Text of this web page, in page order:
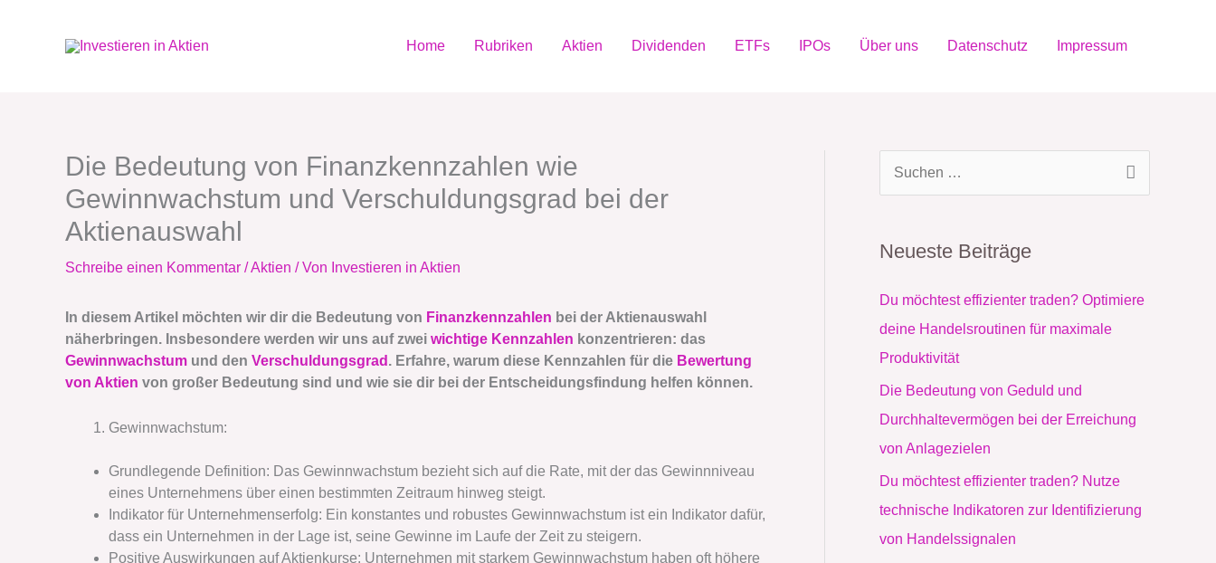
Home Rubriken Aktien Dividenden ETFs IPOs Über uns Datenschutz Impressum
Die Bedeutung von Finanzkennzahlen wie
Gewinnwachstum und Verschuldungsgrad bei der
Aktienauswahl
Schreibe einen Kommentar /Aktien / Von Investieren in Aktien
In diesem Artikel möchten wir dir die Bedeutung von Finanzkennzahlen bei der Aktienauswahl
näherbringen. Insbesondere werden wir uns auf zwei wichtige Kennzahlen konzentrieren: das
Gewinnwachstum und den Verschuldungsgrad . Erfahre, warum diese Kennzahlen für die Bewertung
von Aktien von großer Bedeutung sind und wie sie dir bei der Entscheidungsfindung helfen können.
Gewinnwachstum:
Grundlegende Definition: Das Gewinnwachstum bezieht sich auf die Rate, mit der das Gewinnniveau
eines Unternehmens über einen bestimmten Zeitraum hinweg steigt.
Indikator für Unternehmenserfolg: Ein konstantes und robustes Gewinnwachstum ist ein Indikator dafür,
dass ein Unternehmen in der Lage ist, seine Gewinne im Laufe der Zeit zu steigern.
Positive Auswirkungen auf Aktienkurse: Unternehmen mit starkem Gewinnwachstum haben oft höhere
e
n
n
Neueste Beiträge
Du möchtest effizienter traden? Optimiere
deine Handelsroutinen für maximale
Produktivität
Die Bedeutung von Geduld und
Durchhaltevermögen bei der Erreichung
von Anlagezielen
Du möchtest effizienter traden? Nutze
technische Indikatoren zur Identifizierung
von Handelssignalen